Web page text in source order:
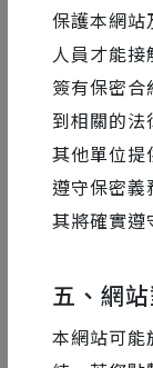
保護本網站
人員才能
簽有保密合
到相關的法
其他單位提
遵守保密義
其將確實遵
五、網
本網站可能
《台味